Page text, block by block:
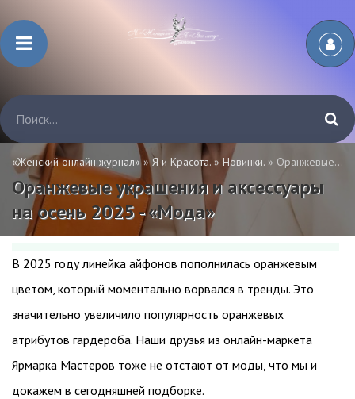
«Женский онлайн журнал»»Я и Красота. » Новинки. » Оранжевые украшения и аксессуары на осень 2025 - «Мода»
Оранжевые украшения и аксессуары
на осень 2025 - «Мода»
В 2025 году линейка айфонов пополнилась оранжевым
цветом, который моментально ворвался в тренды. Это
значительно увеличило популярность оранжевых
атрибутов гардероба. Наши друзья из онлайн-маркета
Ярмарка Мастеров тоже не отстают от моды, что мы и
докажем в сегодняшней подборке.